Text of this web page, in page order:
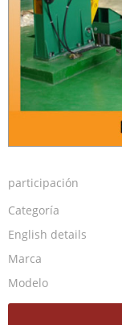
participación
Categoría
English details
Marca
Modelo